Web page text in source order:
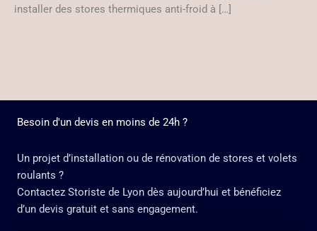
installer des stores thermiques anti-froid à […]
Besoin d'un devis en moins de 24h ?
Un projet d’installation ou de rénovation de stores et volets
roulants ?
Contactez Storiste de Lyon dès aujourd’hui et bénéficiez
d’un devis gratuit et sans engagement.